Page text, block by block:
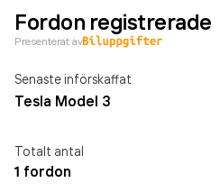
Fordon registrerade
Presenterat av
Senaste införskaffat
Tesla Model 3
Totalt antal
1 fordon